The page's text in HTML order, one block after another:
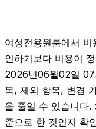
여성전용원룸에서
인하기보다 비용이
2026년06월02일 07
목, 제외 항목, 변경
을 줄일 수 있습니다.
준으로 한 것인지 확